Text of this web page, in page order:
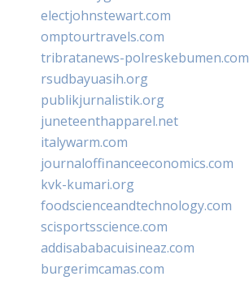
electjohnstewart.com
omptourtravels.com
tribratanews-polreskebumen.com
rsudbayuasih.org
publikjurnalistik.org
juneteenthapparel.net
italywarm.com
journaloffinanceeconomics.com
kvk-kumari.org
foodscienceandtechnology.com
scisportsscience.com
addisababacuisineaz.com
burgerimcamas.com